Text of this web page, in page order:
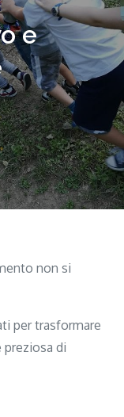
e
non si
per trasformare
preziosa di